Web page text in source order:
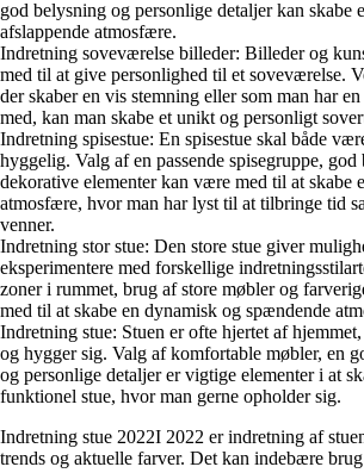
god belysning og personlige detaljer kan skabe
afslappende atmosfære.
Indretning soveværelse billeder: Billeder og
med til at give personlighed til et soveværelse.
der skaber en vis stemning eller som man har
med, kan man skabe et unikt og personligt
Indretning spisestue: En spisestue skal både
hyggelig. Valg af en passende spisegruppe,
dekorative elementer kan være med til at skabe
atmosfære, hvor man har lyst til at tilbringe tid
venner.
Indretning stor stue: Den store stue giver
eksperimentere med forskellige
zoner i rummet, brug af store møbler og
med til at skabe en dynamisk og spændende
Indretning stue: Stuen er ofte hjertet af
og hygger sig. Valg af komfortable møbler, en
og personlige detaljer er vigtige elementer i at
funktionel stue, hvor man gerne opholder sig.
Indretning stue 2022I 2022 er indretning af
trends og aktuelle farver. Det kan indebære